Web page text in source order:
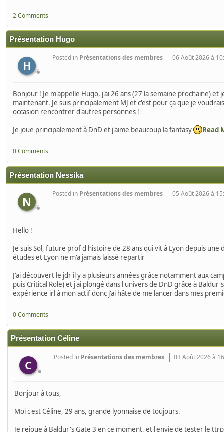
2 Comments
Présentation Hugo
H
Posted in Présentations des membres 06 Août 2026 à
Bonjour ! Je m'appelle Hugo, j'ai 26 ans (27 la semaine prochaine)
maintenant. Je suis principalement MJ et c'est pour ça que je
occasion rencontrer d'autres personnes !
Je joue principalement à DnD et j'aime beaucoup la fantasy
Read
0 Comments
Présentation Nessika
N
Posted in Présentations des membres 05 Août 2026 à
Hello !
Je suis Sol, future prof d'histoire de 28 ans qui vit à Lyon depuis une
études et Lyon ne m'a jamais laissé repartir
J'ai découvert le jdr il y a plusieurs années grâce notamment aux
puis Critical Role) et j'ai plongé dans l'univers de DnD grâce à
expérience irl à mon actif donc j'ai hâte de me lancer dans mes
0 Comments
Présentation Céline
C
Posted in Présentations des membres 03 Août 2026 à
Bonjour à tous,
Moi c'est Céline, 29 ans, grande lyonnaise de toujours.
Je rejoue à Baldur's Gate 3 en ce moment, et l'envie de tester le